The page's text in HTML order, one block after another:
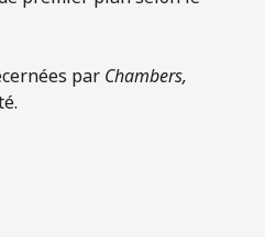
par Chambers,